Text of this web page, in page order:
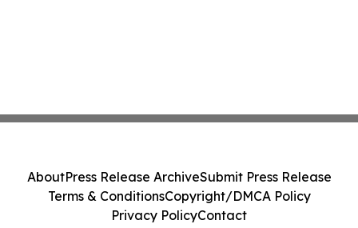
AboutPress Release ArchiveSubmit Press Release
Terms & ConditionsCopyright/DMCA Policy
Privacy PolicyContact